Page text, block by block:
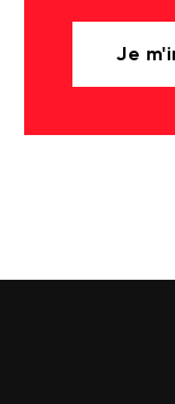
Je